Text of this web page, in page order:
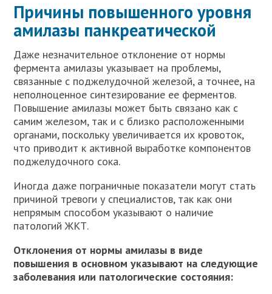
Причины повышенного уровня
амилазы панкреатической
Даже незначительное отклонение от нормы
фермента амилазы указывает на проблемы,
связанные с поджелудочной железой, а точнее, на
неполноценное синтезирование ее ферментов.
Повышение амилазы может быть связано как с
самим железом, так и с близко расположенными
органами, поскольку увеличивается их кровоток,
что приводит к активной выработке компонентов
поджелудочного сока.
Иногда даже пограничные показатели могут стать
причиной тревоги у специалистов, так как они
непрямым способом указывают о наличие
патологий ЖКТ.
Отклонения от нормы амилазы в виде
повышения в основном указывают на следующие
заболевания или патологические состояния: